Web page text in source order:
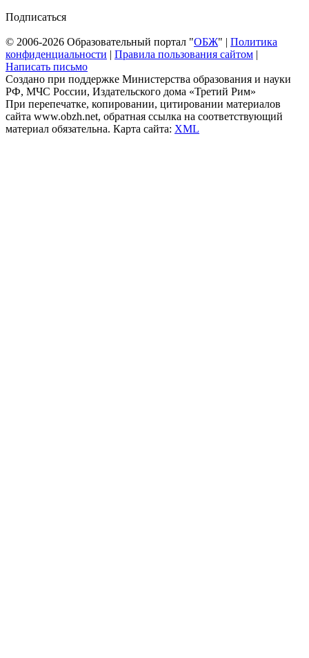
Подписаться
© 2006-2026 Образовательный портал "ОБЖ" | Политика
конфиденциальности | Правила пользования сайтом |
Написать письмо
Создано при поддержке Министерства образования и науки
РФ, МЧС России, Издательского дома «Третий Рим»
При перепечатке, копировании, цитировании материалов
сайта www.obzh.net, обратная ссылка на соответствующий
материал обязательна. Карта сайта: XML